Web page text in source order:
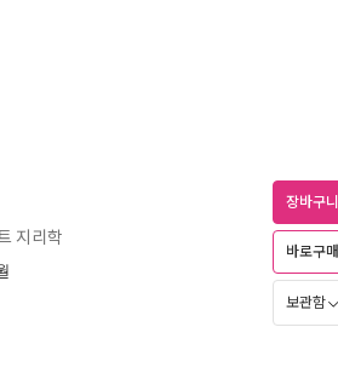
지리학
장바구니
바로구매
보관함